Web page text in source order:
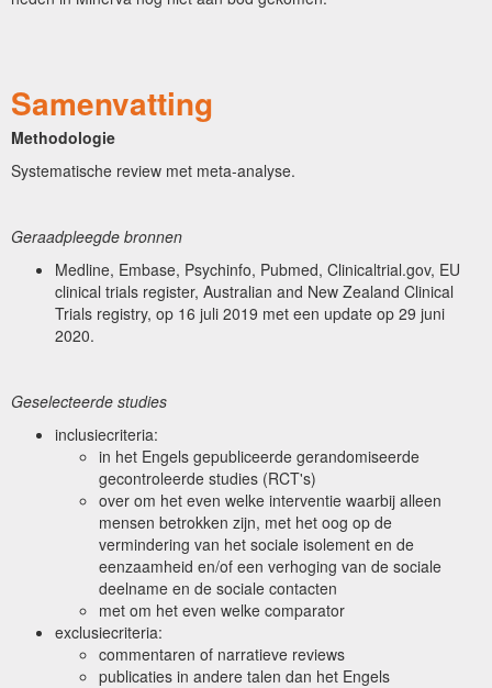
Samenvatting
Methodologie
Systematische review met meta-analyse.
Geraadpleegde bronnen
Medline, Embase, Psychinfo, Pubmed, Clinicaltrial.gov, EU
clinical trials register, Australian and New Zealand Clinical
Trials registry, op 16 juli 2019 met een update op 29 juni
2020.
Geselecteerde studies
inclusiecriteria:
in het Engels gepubliceerde gerandomiseerde
gecontroleerde studies (RCT's)
over om het even welke interventie waarbij alleen
mensen betrokken zijn, met het oog op de
vermindering van het sociale isolement en de
eenzaamheid en/of een verhoging van de sociale
deelname en de sociale contacten
met om het even welke comparator
exclusiecriteria:
commentaren of narratieve reviews
publicaties in andere talen dan het Engels